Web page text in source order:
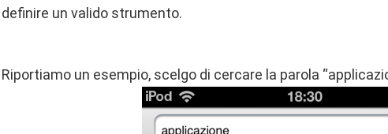
definire un valido strumento.
Riportiamo un esempio, scelgo di cercare la parola